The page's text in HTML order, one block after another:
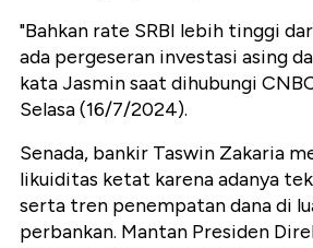
"Bahkan rate SRBI lebih tinggi
ada pergeseran investasi asing
kata Jasmin saat dihubungi
Selasa (16/7/2024).
Senada, bankir Taswin Zakaria
likuiditas ketat karena adanya
serta tren penempatan dana di
perbankan. Mantan Presiden